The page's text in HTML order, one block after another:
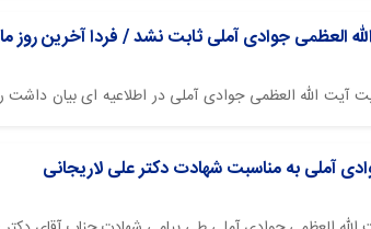
العظمی جوادی آملی ثابت نشد / فردا آخرین روز
آیت الله العظمی جوادی آملی در اطلاعیه ای بیان
آملی به مناسبت شهادت دکتر علی لاریجانی